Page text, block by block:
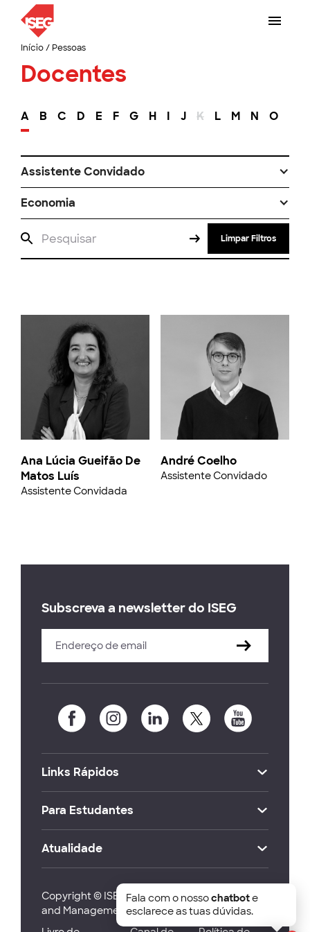
Início/ Pessoas
Docentes
A B C D E F G H I J K L M N O
Assistente Convidado
Economia
Limpar Filtros
Ana Lúcia Gueifão De
Matos Luís
Assistente Convidada
André Coelho
Assistente Convidado
Subscreva a newsletter do ISEG
Links Rápidos
Para Estudantes
Atualidade
Copyright © ISEG Lisbon School of Economics
and Management 2026
Fala com o nossochatbote
esclarece as tuas dúvidas.